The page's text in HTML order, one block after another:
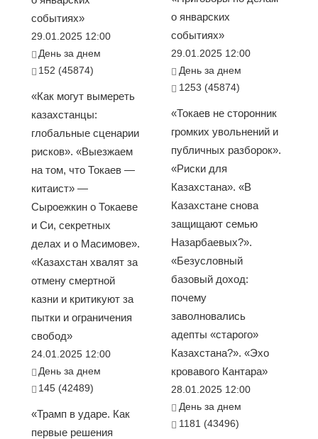
событиях»
29.01.2025 12:00
День за днем
152 (45874)
«Как могут вымереть
казахстанцы:
глобальные сценарии
рисков». «Выезжаем
на том, что Токаев —
китаист» —
Сыроежкин о Токаеве
и Си, секретных
делах и о Масимове».
«Казахстан хвалят за
отмену смертной
казни и критикуют за
пытки и ограничения
свобод»
24.01.2025 12:00
День за днем
145 (42489)
«Трамп в ударе. Как
первые решения
о январских
событиях»
29.01.2025 12:00
День за днем
1253 (45874)
«Токаев не сторонник
громких увольнений и
публичных разборок».
«Риски для
Казахстана». «В
Казахстане снова
защищают семью
Назарбаевых?».
«Безусловный
базовый доход:
почему
заволновались
адепты «старого»
Казахстана?». «Эхо
кровавого Кантара»
28.01.2025 12:00
День за днем
1181 (43496)